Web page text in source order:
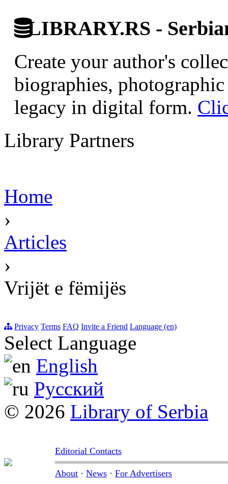
LIBRARY.RS -
Create your author's
biographies,
legacy in digital form.
Library Partners
Home
›
Articles
›
Vrijët e fëmijës
Privacy Terms FAQ Invite a Friend Language (en)
Select Language
English
Русский
© 2026 Library of Serbia
Editorial Contacts
About · News · For Advertisers